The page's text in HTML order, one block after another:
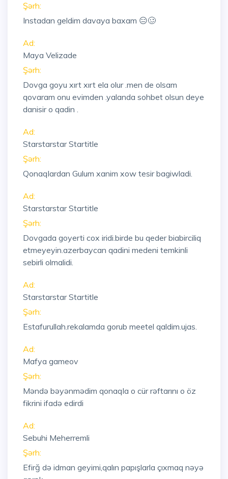
Şərh:
Instadan geldim davaya baxam 😑🥴
Ad:
Maya Velizade
Şərh:
Dovga goyu xırt xırt ela olur .men de olsam
qovaram onu evimden .yalanda sohbet olsun deye
danisir o qadin .
Ad:
Starstarstar Startitle
Şərh:
Qonaqlardan Gulum xanim xow tesir bagiwladi.
Ad:
Starstarstar Startitle
Şərh:
Dovgada goyerti cox iridi.birde bu qeder biabirciliq
etmeyeyin.azerbaycan qadini medeni temkinli
sebirli olmalidi.
Ad:
Starstarstar Startitle
Şərh:
Estafurullah.rekalamda gorub meetel qaldim.ujas.
Ad:
Mafya gameov
Şərh:
Məndə bəyənmədim qonaqla o cür rəftarını o öz
fikrini ifadə edirdi
Ad:
Sebuhi Meherremli
Şərh:
Efirğ də idman geyimi,qalın papışlarla çıxmaq nəyə